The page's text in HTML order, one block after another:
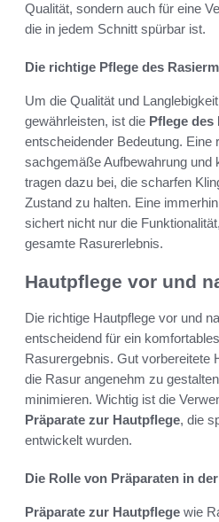
Qualität, sondern auch für eine
die in jedem Schnitt spürbar ist.
Die richtige Pflege des
Um die Qualität und
gewährleisten, ist die Pflege des
entscheidender Bedeutung. Eine
sachgemäße Aufbewahrung und
tragen dazu bei, die scharfen
Zustand zu halten. Eine
sichert nicht nur die
gesamte Rasurerlebnis.
Hautpflege vor und
Die richtige Hautpflege vor und
entscheidend für ein
Rasurergebnis. Gut vorbereitete
die Rasur angenehm zu
minimieren. Wichtig ist die
Präparate zur Hautpflege, die
entwickelt wurden.
Die Rolle von Präparaten in
Präparate zur Hautpflege wie